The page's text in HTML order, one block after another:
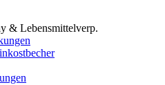
& Lebensmittelverp.